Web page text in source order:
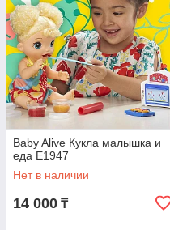
Baby Alive Кукла малышка и
еда E1947
Нет в наличии
14 000 ₸